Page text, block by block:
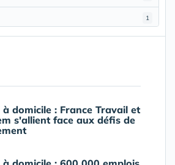
1
à domicile : France Travail et
s'allient face aux défis de